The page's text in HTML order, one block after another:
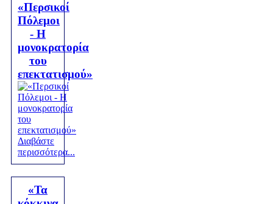
«Περσικοί
Πόλεμοι
- Η
μονοκρατορία
του
επεκτατισμού»
Διαβάστε
περισσότερα...
«Τα